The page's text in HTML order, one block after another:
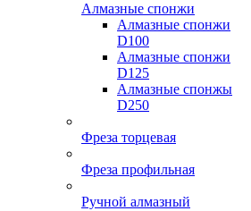
Алмазные спонжи
Алмазные спонжи
D100
Алмазные спонжи
D125
Алмазные спонжы
D250
Фреза торцевая
Фреза профильная
Ручной алмазный